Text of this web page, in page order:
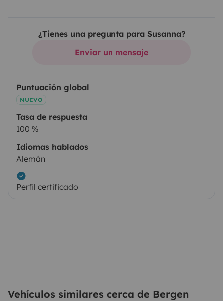
¿Tienes una pregunta para Susanna?
Enviar un mensaje
Puntuación global
NUEVO
Tasa de respuesta
100 %
Idiomas hablados
Alemán
Perfil certificado
Vehículos similares cerca de Bergen